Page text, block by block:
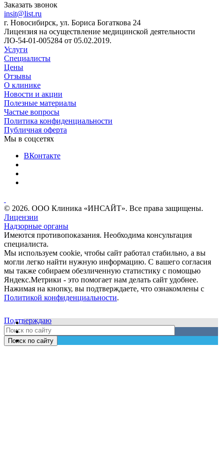
Заказать звонок
insit@list.ru
г. Новосибирск, ул. Бориса Богаткова 24
Лицензия на осуществление медицинской деятельности
ЛО-54-01-005284 от 05.02.2019.
Услуги
Специалисты
Цены
Отзывы
О клинике
Новости и акции
Полезные материалы
Частые вопросы
Политика конфиденциальности
Публичная оферта
Мы в соцсетях
ВКонтакте
© 2026. ООО Клиника «ИНСАЙТ». Все права защищены.
Лицензии
Надзорные органы
Имеются противопоказания. Необходима консультация
специалиста.
Мы используем cookie, чтобы сайт работал стабильно, а вы
могли легко найти нужную информацию. С вашего согласия
мы также собираем обезличенную статистику с помощью
Яндекс.Метрики - это помогает нам делать сайт удобнее.
Нажимая на кнопку, вы подтверждаете, что ознакомлены с
Политикой конфиденциальности.
Подтверждаю
Поиск по сайту